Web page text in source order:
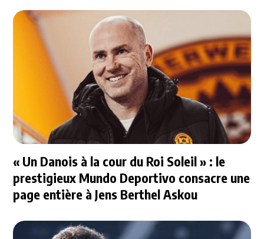
« Un Danois à la cour du Roi Soleil » : le
prestigieux Mundo Deportivo consacre une
page entière à Jens Berthel Askou